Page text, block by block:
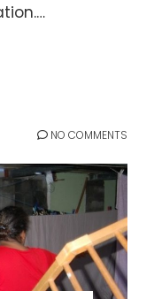
NO COMMENTS